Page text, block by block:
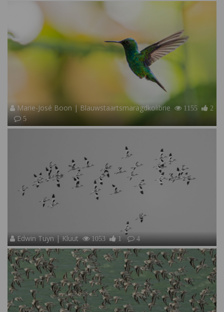
Marie-José Boon | Blauwstaartsmaragdkolibrie 1155
2
5
Edwin Tuyn | Kluut 1053 1 4